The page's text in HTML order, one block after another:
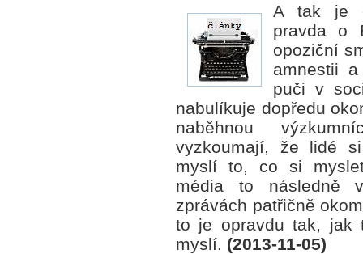
A tak je
pravda o
opoziční
amnestii
puči v
nabulíkuje dopředu
naběhnou
vyzkoumají, že lidé
myslí to, co si
média to následně
zprávách patřičně
to je opravdu tak, jak
myslí. (2013-11-05)